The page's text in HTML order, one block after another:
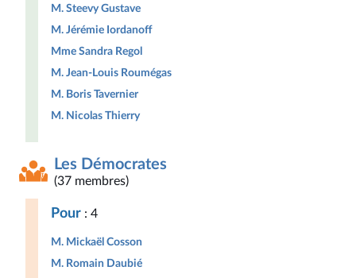
M. Steevy Gustave
M. Jérémie Iordanoff
Mme Sandra Regol
M. Jean-Louis Roumégas
M. Boris Tavernier
M. Nicolas Thierry
Les Démocrates
(37 membres)
Pour : 4
M. Mickaël Cosson
M. Romain Daubié